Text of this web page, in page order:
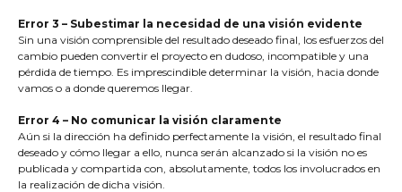
Error 3 – Subestimar la necesidad de una visión evidente
Sin una visión comprensible del resultado deseado final, los esfuerzos del
cambio pueden convertir el proyecto en dudoso, incompatible y una
pérdida de tiempo. Es imprescindible determinar la visión, hacia donde
vamos o a donde queremos llegar.
Error 4 – No comunicar la visión claramente
Aún si la dirección ha definido perfectamente la visión, el resultado final
deseado y cómo llegar a ello, nunca serán alcanzado si la visión no es
publicada y compartida con, absolutamente, todos los involucrados en
la realización de dicha visión.